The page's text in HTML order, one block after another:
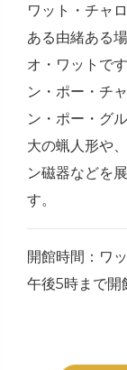
ワット・チャ
ある由緒ある
オ・ワットで
ン・ポー・チ
ン・ポー・グ
大の蝋人形や
ン磁器などを
す。
開館時間：ワ
午後5時まで開